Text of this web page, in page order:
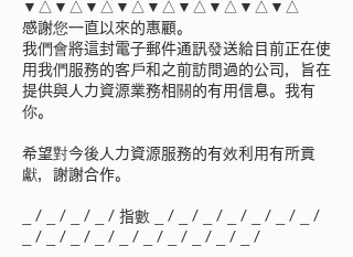
▼△▼△▼△▼△▼△▼△▼△▼△▼△
感謝您一直以來的惠顧。
我們會將這封電子郵件通訊發送給目前正在使
用我們服務的客戶和之前訪問過的公司，旨在
提供與人力資源業務相關的有用信息。我有
你。
希望對今後人力資源服務的有效利用有所貢
獻，謝謝合作。
_ / _ / _ / _ / 指數 _ / _ / _ / _ / _ / _ / _ /
_ / _ / _ / _ / _ / _ / _ / _ / _ / _ /